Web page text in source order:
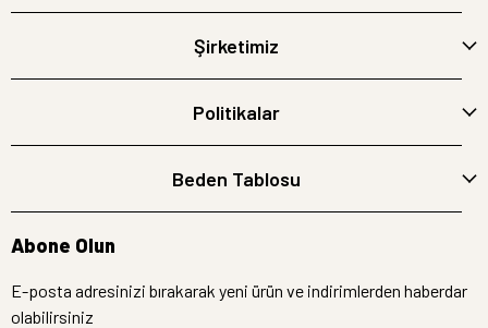
Şirketimiz
Politikalar
Beden Tablosu
Abone Olun
E-posta adresinizi bırakarak yeni ürün ve indirimlerden haberdar
olabilirsiniz